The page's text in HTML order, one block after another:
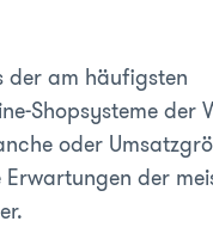
der am häufigsten
Shopsysteme der
oder
der